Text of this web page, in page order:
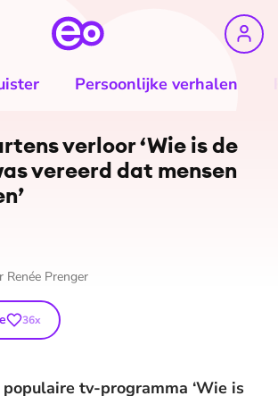
Persoonlijke verhalen
©
verloor ‘Wie is de
vereerd dat mensen
Renée Prenger
36x
tv-programma ‘Wie is